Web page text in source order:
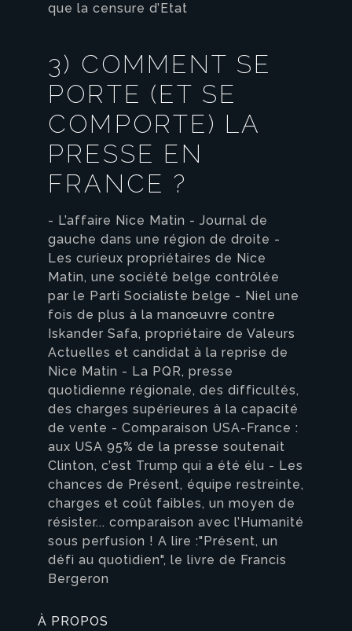
que la censure d’Etat
3) COMMENT SE
PORTE (ET SE
COMPORTE) LA
PRESSE EN
FRANCE ?
- L’affaire Nice Matin - Journal de
gauche dans une région de droite -
Les curieux propriétaires de Nice
Matin, une société belge contrôlée
par le Parti Socialiste belge - Niel une
fois de plus à la manœuvre contre
Iskander Safa, propriétaire de Valeurs
Actuelles et candidat à la reprise de
Nice Matin - La PQR, presse
quotidienne régionale, des difficultés,
des charges supérieures à la capacité
de vente - Comparaison USA-France :
aux USA 95% de la presse soutenait
Clinton, c’est Trump qui a été élu - Les
chances de Présent, équipe restreinte,
charges et coût faibles, un moyen de
résister... comparaison avec l’Humanité
sous perfusion ! A lire :"Présent, un
défi au quotidien", le livre de Francis
Bergeron
À PROPOS